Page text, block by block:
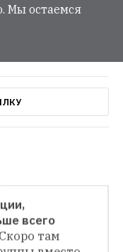
Мы остаемся
всего
Скоро там